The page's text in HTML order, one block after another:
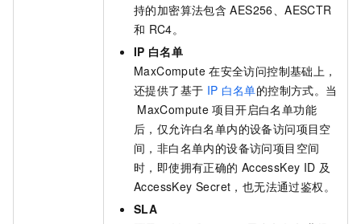
持的加密算法包含 AES256、AESCTR
和 RC4。
IP 白名单
MaxCompute 在安全访问控制基础上，
还提供了基于 IP 白名单的控制方式。当
MaxCompute 项目开启白名单功能
后，仅允许白名单内的设备访问项目空
间，非白名单内的设备访问项目空间
时，即使拥有正确的 AccessKey ID 及
AccessKey Secret，也无法通过鉴权。
SLA